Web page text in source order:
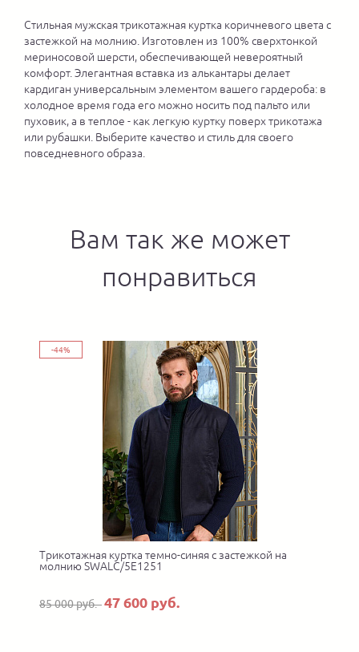
Стильная мужская трикотажная куртка коричневого цвета с
застежкой на молнию. Изготовлен из 100% сверхтонкой
мериносовой шерсти, обеспечивающей невероятный
комфорт. Элегантная вставка из алькантары делает
кардиган универсальным элементом вашего гардероба: в
холодное время года его можно носить под пальто или
пуховик, а в теплое - как легкую куртку поверх трикотажа
или рубашки. Выберите качество и стиль для своего
повседневного образа.
Вам так же может
понравиться
-44%
Трикотажная куртка темно-синяя с застежкой на
молнию SWALC/5E1251
85 000 руб.47 600 руб.